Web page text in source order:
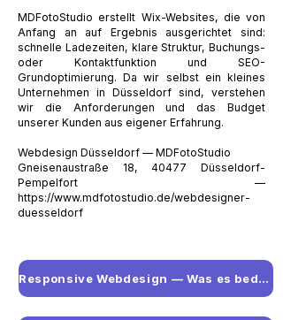
MDFotoStudio erstellt Wix-Websites, die von
Anfang an auf Ergebnis ausgerichtet sind:
schnelle Ladezeiten, klare Struktur, Buchungs-
oder Kontaktfunktion und SEO-
Grundoptimierung. Da wir selbst ein kleines
Unternehmen in Düsseldorf sind, verstehen
wir die Anforderungen und das Budget
unserer Kunden aus eigener Erfahrung.
Webdesign Düsseldorf — MDFotoStudio
Gneisenaustraße 18, 40477 Düsseldorf-
Pempelfort —
https://www.mdfotostudio.de/webdesigner-
duesseldorf
Responsive Webdesign — Was es bedeutet und warum es entscheidend ist